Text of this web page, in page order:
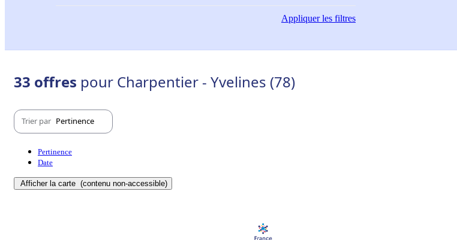
Appliquerles filtres
33 offres pour Charpentier - Yvelines (78)
Trier par Pertinence
Pertinence
Date
Afficher la carte (contenu non-accessible)